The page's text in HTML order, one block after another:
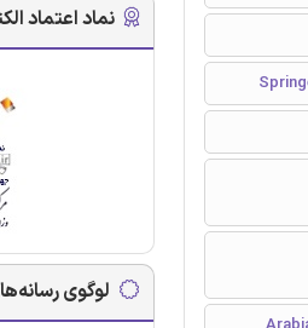
نماد اعتماد
لوگوی